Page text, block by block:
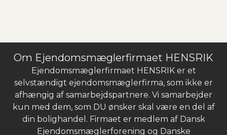
Om Ejendomsmæglerfirmaet HENSRIK
Ejendomsmæglerfirmaet HENSRIK er et
selvstændigt ejendomsmæglerfirma, som ikke er
afhængig af samarbejdspartnere. Vi samarbejder
kun med dem, som DU ønsker skal være en del af
din bolighandel. Firmaet er medlem af Dansk
Ejendomsmæglerforening og Danske